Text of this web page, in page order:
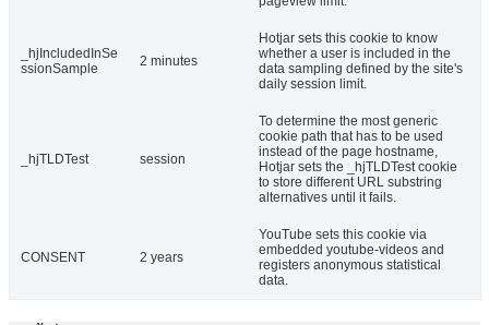
_hjIncludedInSe
ssionSample
2 minutes
Hotjar sets this cookie to know
whether a user is included in the
data sampling defined by the site's
daily session limit.
_hjTLDTest session
To determine the most generic
cookie path that has to be used
instead of the page hostname,
Hotjar sets the _hjTLDTest cookie
to store different URL substring
alternatives until it fails.
CONSENT 2 years
YouTube sets this cookie via
embedded youtube-videos and
registers anonymous statistical
data.